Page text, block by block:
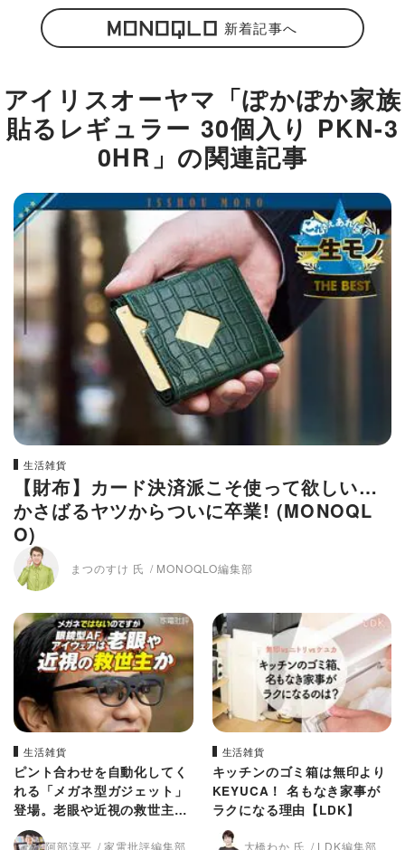
新着記事へ
アイリスオーヤマ「ぽかぽか家族
貼るレギュラー 30個入り PKN-3
0HR」の関連記事
生活雑貨
【財布】カード決済派こそ使って欲しい…
かさばるヤツからついに卒業! (MONOQL
O)
まつのすけ 氏 MONOQLO編集部
生活雑貨
ピント合わせを自動化してく
れる「メガネ型ガジェット」
登場。老眼や近視の救世主か
になりうる？ (家電批評)
阿部淳平 家電批評編集部
生活雑貨
キッチンのゴミ箱は無印より
KEYUCA！ 名もなき家事が
ラクになる理由【LDK】
大橋わか 氏 LDK編集部